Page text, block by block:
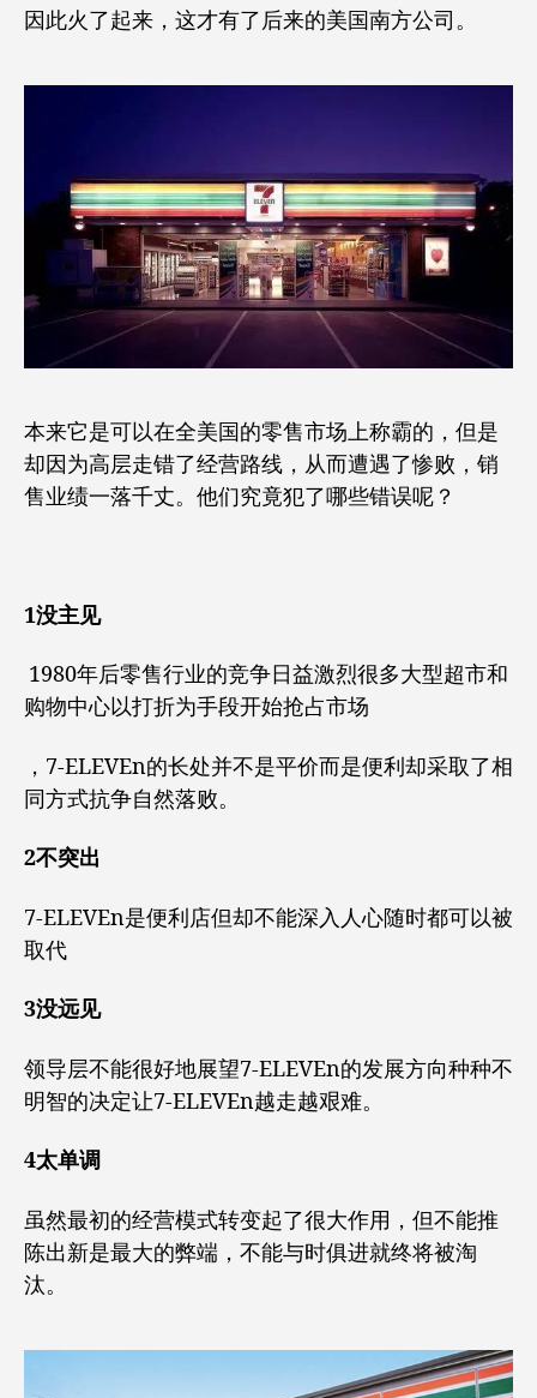
因此火了起来，这才有了后来的美国南方公司。
本来它是可以在全美国的零售市场上称霸的，但是
却因为高层走错了经营路线，从而遭遇了惨败，销
售业绩一落千丈。他们究竟犯了哪些错误呢？
1没主见
1980年后零售行业的竞争日益激烈很多大型超市和
购物中心以打折为手段开始抢占市场
，7-ELEVEn的长处并不是平价而是便利却采取了相
同方式抗争自然落败。
2不突出
7-ELEVEn是便利店但却不能深入人心随时都可以被
取代
3没远见
领导层不能很好地展望7-ELEVEn的发展方向种种不
明智的决定让7-ELEVEn越走越艰难。
4太单调
虽然最初的经营模式转变起了很大作用，但不能推
陈出新是最大的弊端，不能与时俱进就终将被淘
汰。